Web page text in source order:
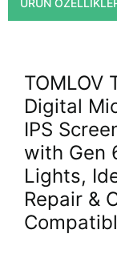
ÜRÜN
TOMLOV
Digital
IPS
with Gen
Lights,
Repair &